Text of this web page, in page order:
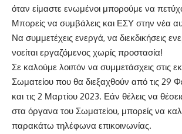
όταν είμαστε ενωμένοι μπορούμε να
Μπορείς να συμβάλεις και ΕΣΥ στην νέα
Να συμμετέχεις ενεργά, να διεκδικήσεις
νοείται εργαζόμενος χωρίς προστασία!
Σε καλούμε λοιπόν να συμμετάσχεις στις
Σωματείου που θα διεξαχθούν από τις 29
και τις 2 Μαρτίου 2023. Εάν θέλεις να
στα όργανα του Σωματείου, μπορείς να
παρακάτω τηλέφωνα επικοινωνίας.